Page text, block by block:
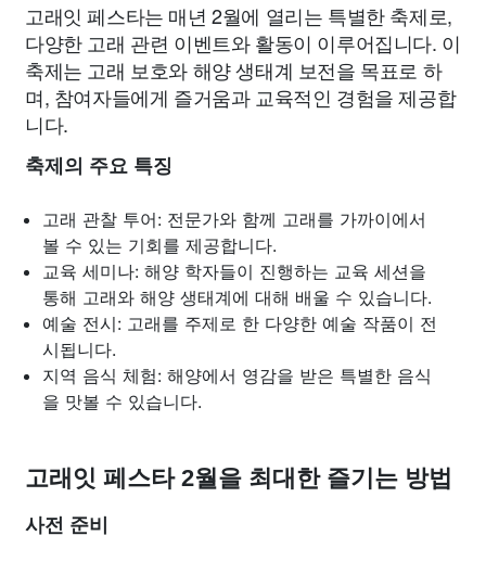
고래잇 페스타는 매년 2월에 열리는 특별한 축제로,
다양한 고래 관련 이벤트와 활동이 이루어집니다. 이
축제는 고래 보호와 해양 생태계 보전을 목표로 하
며, 참여자들에게 즐거움과 교육적인 경험을 제공합
니다.
축제의 주요 특징
고래 관찰 투어: 전문가와 함께 고래를 가까이에서
볼 수 있는 기회를 제공합니다.
교육 세미나: 해양 학자들이 진행하는 교육 세션을
통해 고래와 해양 생태계에 대해 배울 수 있습니다.
예술 전시: 고래를 주제로 한 다양한 예술 작품이 전
시됩니다.
지역 음식 체험: 해양에서 영감을 받은 특별한 음식
을 맛볼 수 있습니다.
고래잇 페스타 2월을 최대한 즐기는 방법
사전 준비